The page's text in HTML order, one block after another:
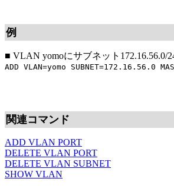
例
■ VLAN yomoにサブネット172.16.56.0/
ADD VLAN=yomo SUBNET=172.16.56.0
関連コマンド
ADD VLAN PORT
DELETE VLAN PORT
DELETE VLAN SUBNET
SHOW VLAN